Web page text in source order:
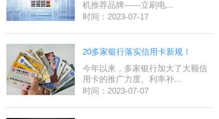
机推荐品牌——立刷电...
时间：2023-07-17
20多家银行落实信用卡新规！
今年以来，多家银行加大了大额信
用卡的推广力度、利率补...
时间：2023-07-07